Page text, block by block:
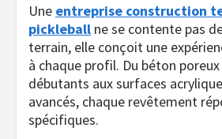
Une entreprise construction
pickleball ne se contente pas
terrain, elle conçoit une
à chaque profil. Du béton
débutants aux surfaces
avancés, chaque revêtement
spécifiques.